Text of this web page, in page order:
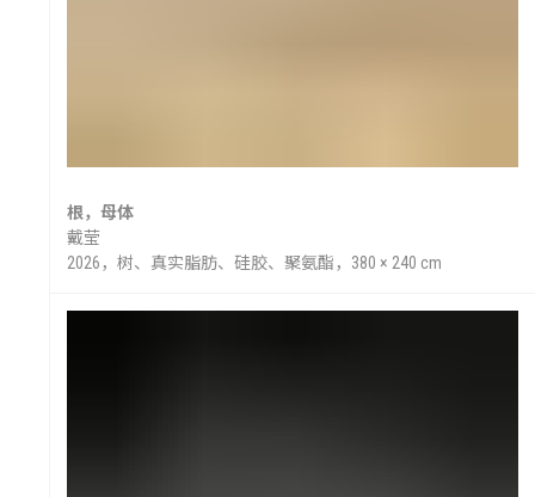
根，母体
戴莹
2026，​树、真实脂肪、硅胶、聚氨酯，380 × 240 cm